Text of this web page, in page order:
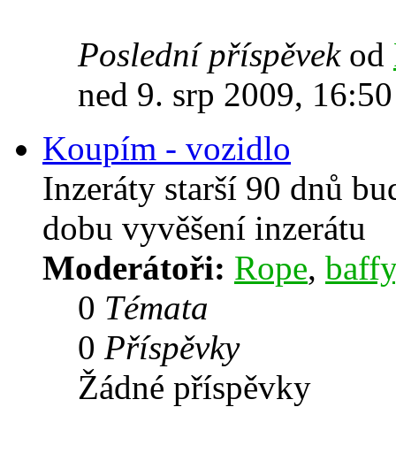
Poslední příspěvekod
ned 9. srp 2009, 16:50
Koupím - vozidlo
Inzeráty starší 90 dnů
dobu vyvěšení inzerátu
Moderátoři: Rope, baffy
0 Témata
0 Příspěvky
Žádné příspěvky